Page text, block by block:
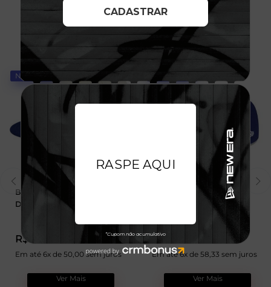
TALVEZ VOCÊ GOSTE
NOVIDADE
Boné 59FIFTY Los Angeles
Dodgers MLB
R$ 299,99
Em até 6x de 50,00 sem juros
Ver Mais
NOVIDADE
Boné 9FIFTY Los Angeles
R$ 349,99
Em até 6x de 58,33 sem juros
Ver Mais